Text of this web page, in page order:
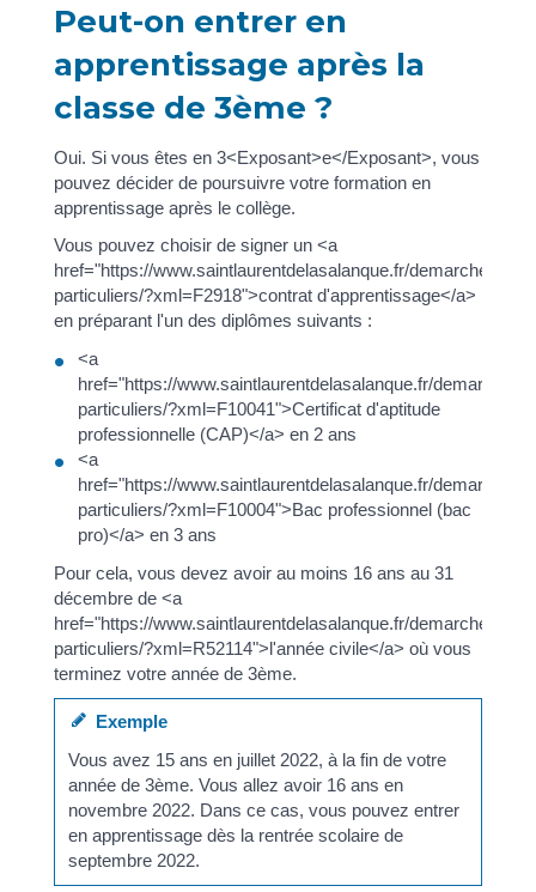
Peut-on entrer en
apprentissage après la
classe de 3ème ?
Oui. Si vous êtes en 3<Exposant>e</Exposant>, vous
pouvez décider de poursuivre votre formation en
apprentissage après le collège.
Vous pouvez choisir de signer un <a
href="https://www.saintlaurentdelasalanque.fr/demarches/sp-
particuliers/?xml=F2918">contrat d'apprentissage</a>
en préparant l'un des diplômes suivants :
<a
href="https://www.saintlaurentdelasalanque.fr/demarches/
particuliers/?xml=F10041">Certificat d'aptitude
professionnelle (CAP)</a> en 2 ans
<a
href="https://www.saintlaurentdelasalanque.fr/demarches/
particuliers/?xml=F10004">Bac professionnel (bac
pro)</a> en 3 ans
Pour cela, vous devez avoir au moins 16 ans au 31
décembre de <a
href="https://www.saintlaurentdelasalanque.fr/demarches/sp-
particuliers/?xml=R52114">l'année civile</a> où vous
terminez votre année de 3ème.
Exemple
Vous avez 15 ans en juillet 2022, à la fin de votre
année de 3ème. Vous allez avoir 16 ans en
novembre 2022. Dans ce cas, vous pouvez entrer
en apprentissage dès la rentrée scolaire de
septembre 2022.